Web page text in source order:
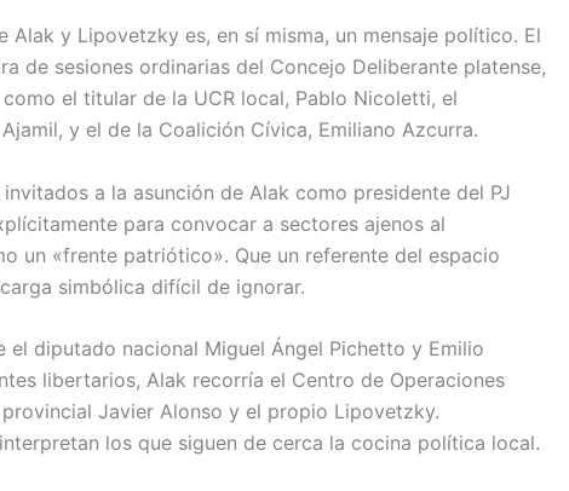
y Lipovetzky es, en sí misma, un mensaje político. El
de sesiones ordinarias del Concejo Deliberante platense,
el titular de la UCR local, Pablo Nicoletti, el
y el de la Coalición Cívica, Emiliano Azcurra.
a la asunción de Alak como presidente del PJ
para convocar a sectores ajenos al
un «frente patriótico». Que un referente del espacio
simbólica difícil de ignorar.
el diputado nacional Miguel Ángel Pichetto y Emilio
libertarios, Alak recorría el Centro de Operaciones
Javier Alonso y el propio Lipovetzky.
los que siguen de cerca la cocina política local.